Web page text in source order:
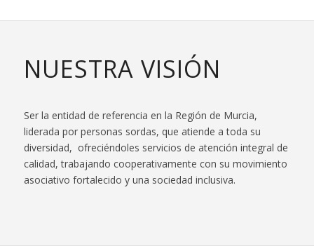
NUESTRA VISIÓN
Ser la entidad de referencia en la Región de Murcia,
liderada por personas sordas, que atiende a toda su
diversidad, ofreciéndoles servicios de atención integral de
calidad, trabajando cooperativamente con su movimiento
asociativo fortalecido y una sociedad inclusiva.